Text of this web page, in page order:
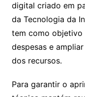
digital criado em
da Tecnologia da
tem como objetivo
despesas e
dos recursos.
Para garantir o